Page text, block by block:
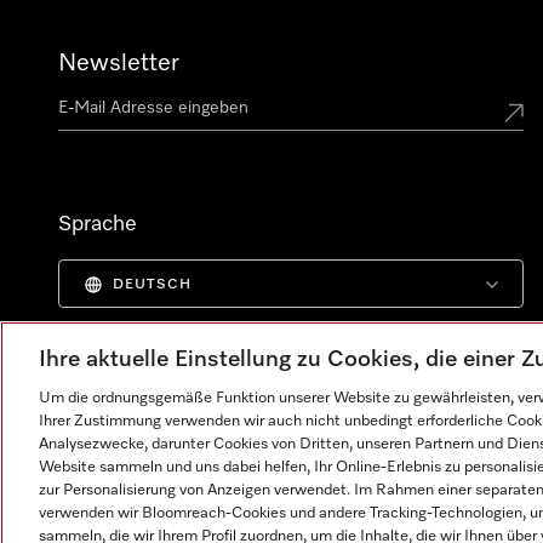
Newsletter
Sprache
DEUTSCH
Ihre aktuelle Einstellung zu Cookies, die einer
Um die ordnungsgemäße Funktion unserer Website zu gewährleisten,
Ihrer Zustimmung verwenden wir auch nicht unbedingt erforderliche
Analysezwecke, darunter Cookies von Dritten, unseren Partnern und
Website sammeln und uns dabei helfen, Ihr Online-Erlebnis zu
zur Personalisierung von Anzeigen verwendet. Im Rahmen einer
verwenden wir Bloomreach-Cookies und andere Tracking-Technologien,
sammeln, die wir Ihrem Profil zuordnen, um die Inhalte, die wir Ihnen